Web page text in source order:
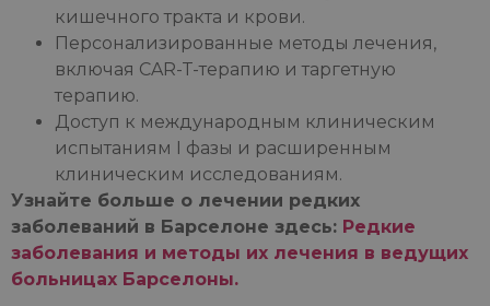
кишечного тракта и крови.
Персонализированные методы лечения,
включая CAR-T-терапию и таргетную
терапию.
Доступ к международным клиническим
испытаниям I фазы и расширенным
клиническим исследованиям.
Узнайте больше о лечении редких
заболеваний в Барселоне здесь: Редкие
заболевания и методы их лечения в ведущих
больницах Барселоны.